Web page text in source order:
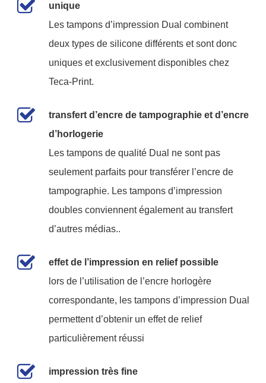
unique
Les tampons d’impression Dual combinent
deux types de silicone différents et sont donc
uniques et exclusivement disponibles chez
Teca-Print.
transfert d’encre de tampographie et d’encre
d’horlogerie
Les tampons de qualité Dual ne sont pas
seulement parfaits pour transférer l’encre de
tampographie. Les tampons d’impression
doubles conviennent également au transfert
d’autres médias..
effet de l’impression en relief possible
lors de l’utilisation de l’encre horlogère
correspondante, les tampons d’impression Dual
permettent d’obtenir un effet de relief
particulièrement réussi
impression très fine